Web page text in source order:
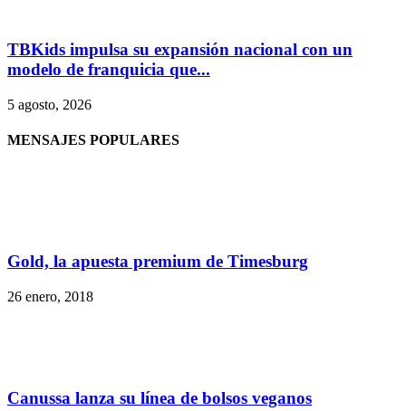
TBKids impulsa su expansión nacional con un
modelo de franquicia que...
5 agosto, 2026
MENSAJES POPULARES
Gold, la apuesta premium de Timesburg
26 enero, 2018
Canussa lanza su línea de bolsos veganos